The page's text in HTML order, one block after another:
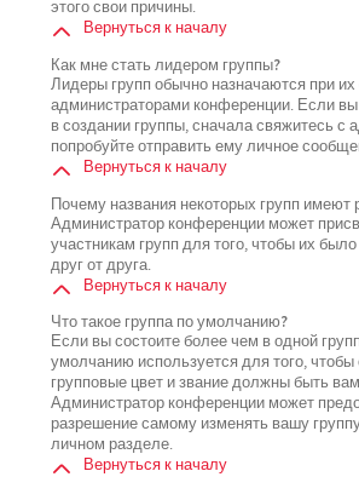
этого свои причины.
Вернуться к началу
Как мне стать лидером группы?
Лидеры групп обычно назначаются при их
администраторами конференции. Если
в создании группы, сначала свяжитесь с
попробуйте отправить ему личное
Вернуться к началу
Почему названия некоторых групп имеют
Администратор конференции может
участникам групп для того, чтобы их
друг от друга.
Вернуться к началу
Что такое группа по умолчанию?
Если вы состоите более чем в одной
умолчанию используется для того, чтобы
групповые цвет и звание должны быть
Администратор конференции может
разрешение самому изменять вашу
личном разделе.
Вернуться к началу